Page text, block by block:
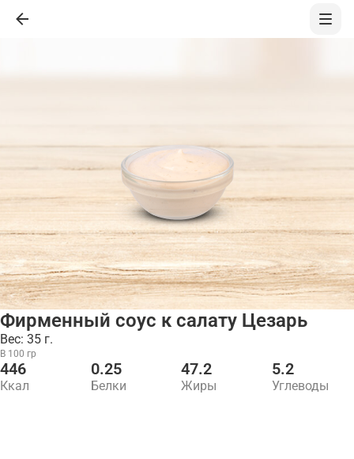
Фирменный соус к салату Цезарь
Вес: 35 г.
В 100 гр
446
Ккал
0.25
Белки
47.2
Жиры
5.2
Углеводы